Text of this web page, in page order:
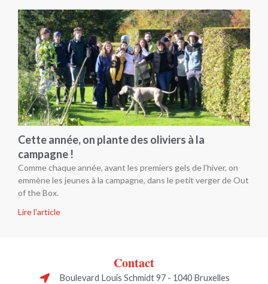
Cette année, on plante des oliviers à la
campagne !
Comme chaque année, avant les premiers gels de l’hiver, on
emmène les jeunes à la campagne, dans le petit verger de Out
of the Box.
Lire l'article
Contact
Boulevard Louis Schmidt 97 - 1040 Bruxelles